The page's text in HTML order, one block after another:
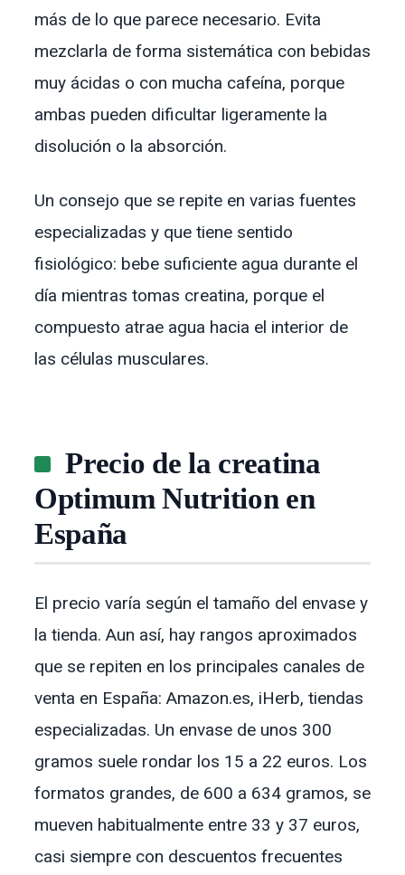
más de lo que parece necesario. Evita
mezclarla de forma sistemática con bebidas
muy ácidas o con mucha cafeína, porque
ambas pueden dificultar ligeramente la
disolución o la absorción.
Un consejo que se repite en varias fuentes
especializadas y que tiene sentido
fisiológico: bebe suficiente agua durante el
día mientras tomas creatina, porque el
compuesto atrae agua hacia el interior de
las células musculares.
Precio de la creatina
Optimum Nutrition en
España
El precio varía según el tamaño del envase y
la tienda. Aun así, hay rangos aproximados
que se repiten en los principales canales de
venta en España: Amazon.es, iHerb, tiendas
especializadas. Un envase de unos 300
gramos suele rondar los 15 a 22 euros. Los
formatos grandes, de 600 a 634 gramos, se
mueven habitualmente entre 33 y 37 euros,
casi siempre con descuentos frecuentes